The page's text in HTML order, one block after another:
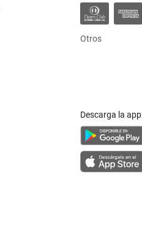
Otros
Descarga la